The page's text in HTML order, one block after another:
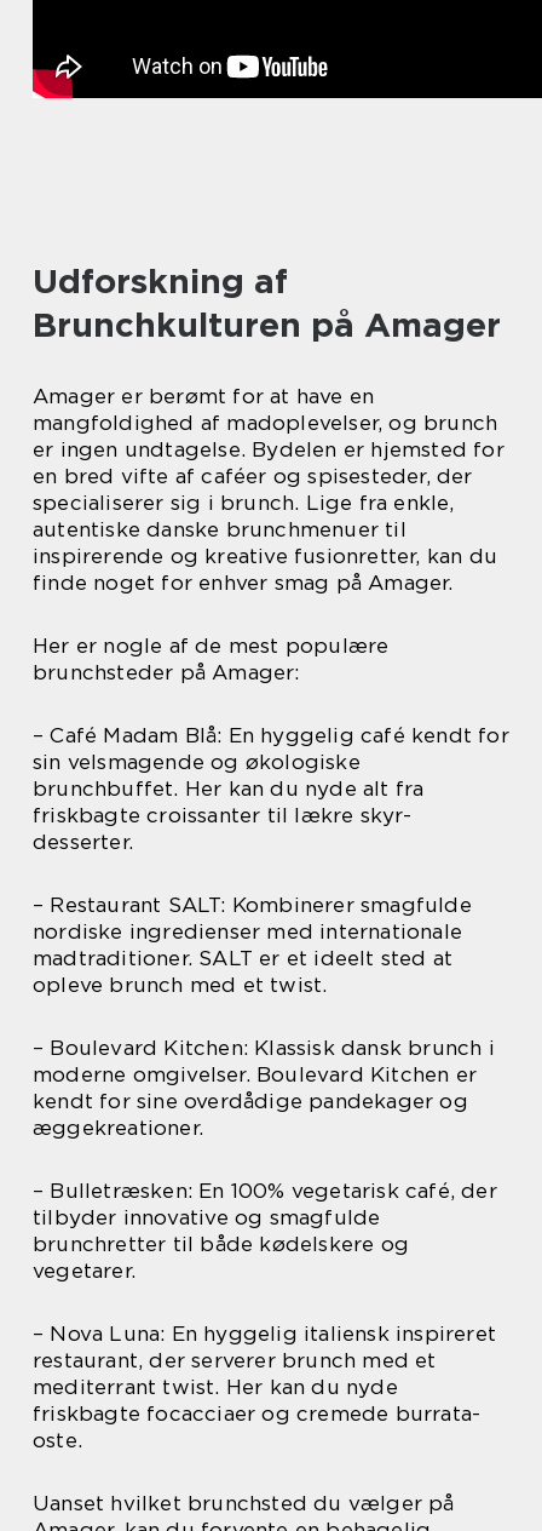
Udforskning af
Brunchkulturen på Amager
Amager er berømt for at have en
mangfoldighed af madoplevelser, og brunch
er ingen undtagelse. Bydelen er hjemsted for
en bred vifte af caféer og spisesteder, der
specialiserer sig i brunch. Lige fra enkle,
autentiske danske brunchmenuer til
inspirerende og kreative fusionretter, kan du
finde noget for enhver smag på Amager.
Her er nogle af de mest populære
brunchsteder på Amager:
– Café Madam Blå: En hyggelig café kendt for
sin velsmagende og økologiske
brunchbuffet. Her kan du nyde alt fra
friskbagte croissanter til lækre skyr-
desserter.
– Restaurant SALT: Kombinerer smagfulde
nordiske ingredienser med internationale
madtraditioner. SALT er et ideelt sted at
opleve brunch med et twist.
– Boulevard Kitchen: Klassisk dansk brunch i
moderne omgivelser. Boulevard Kitchen er
kendt for sine overdådige pandekager og
æggekreationer.
– Bulletræsken: En 100% vegetarisk café, der
tilbyder innovative og smagfulde
brunchretter til både kødelskere og
vegetarer.
– Nova Luna: En hyggelig italiensk inspireret
restaurant, der serverer brunch med et
mediterrant twist. Her kan du nyde
friskbagte focacciaer og cremede burrata-
oste.
Uanset hvilket brunchsted du vælger på